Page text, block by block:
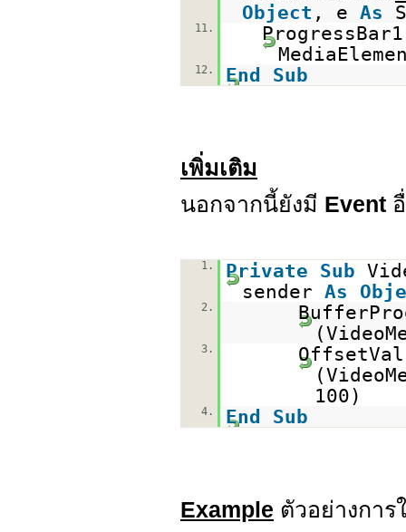
Object , e As
11.
12. End Sub
เพิ่มเติม
นอกจากนี้ยังมี Event
1. Private Sub
sender As
2.
3.
100)
4. End Sub
Example ตัวอย่างกา